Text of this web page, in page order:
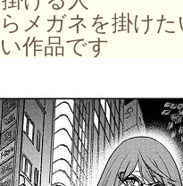
ガネを掛けた
作品です